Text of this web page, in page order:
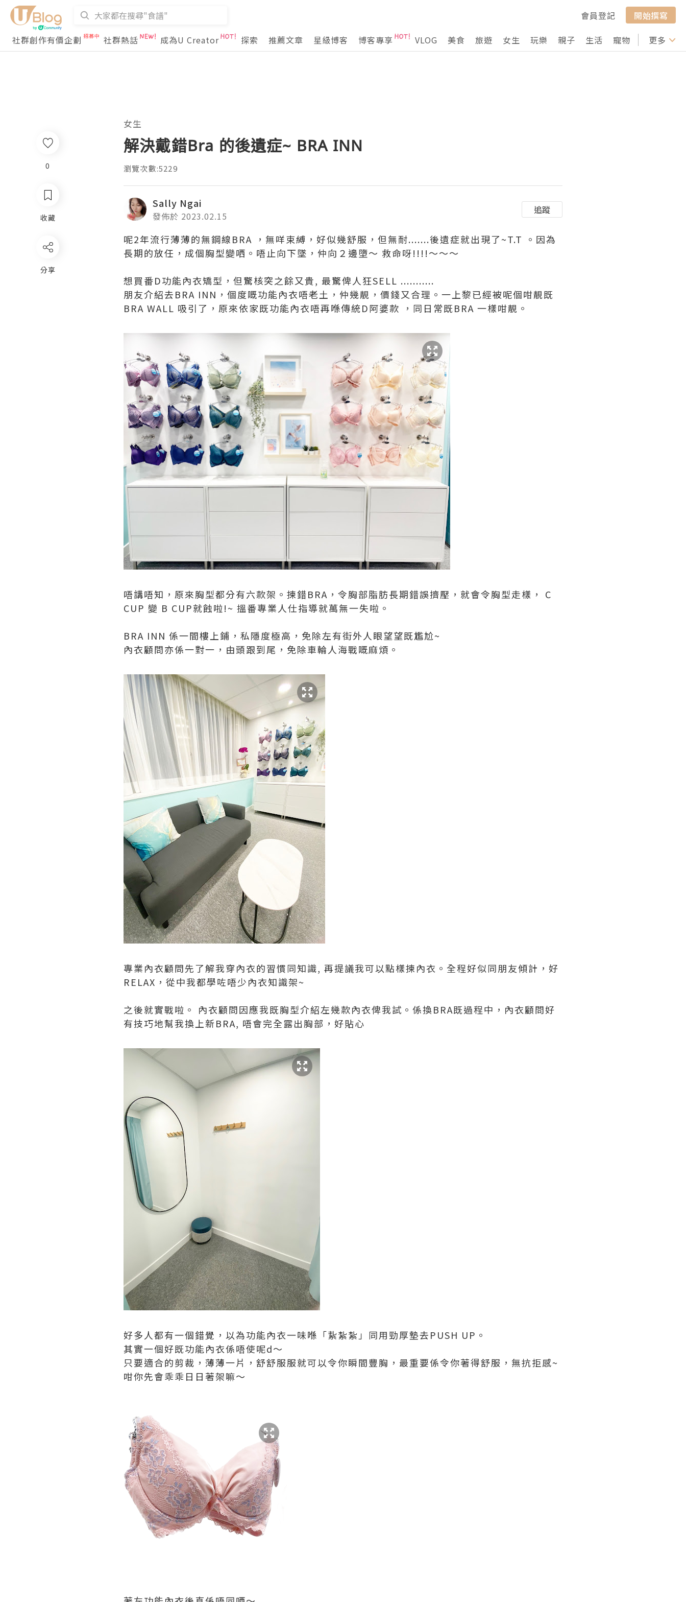
會員登記
開始撰寫
社群創作有價企劃
社群熱話 成為U Creator 探索 推薦文章 星級博客 博客專享 VLOG 美食 旅遊 女生 玩樂 親子 生活 寵物 行山 打卡
更多
0
收藏
分享
女生
解決戴錯Bra 的後遺症~ BRA INN
瀏覽次數:5229
Sally Ngai
發佈於 2023.02.15
追蹤
呢2年流行薄薄的無鋼線BRA ，無咩束縛，好似幾舒服，但無耐.......後遺症就出現了~T.T 。因為
長期的放任，成個胸型變哂。唔止向下墜，仲向２邊墮～ 救命呀!!!!～～～
想買番D功能內衣矯型，但驚核突之餘又貴, 最驚俾人狂SELL ...........
朋友介紹去BRA INN，個度嘅功能內衣唔老土，仲幾靚，價錢又合理。一上黎已經被呢個咁靚既
BRA WALL 吸引了，原來依家既功能內衣唔再喺傳統D阿婆款 ，同日常既BRA 一樣咁靚。
唔講唔知，原來胸型都分有六款架。揀錯BRA，令胸部脂肪長期錯誤擠壓，就會令胸型走樣， C
CUP 變 B CUP就蝕啦!~ 搵番專業人仕指導就萬無一失啦。
BRA INN 係一間樓上鋪，私隱度極高，免除左有街外人眼望望既尷尬~
內衣顧問亦係一對一，由頭跟到尾，免除車輪人海戰嘅麻煩。
專業內衣顧問先了解我穿內衣的習慣同知識, 再提議我可以點樣揀內衣。全程好似同朋友傾計，好
RELAX，從中我都學咗唔少內衣知識架~
之後就實戰啦。 內衣顧問因應我既胸型介紹左幾款內衣俾我試。係換BRA既過程中，內衣顧問好
有技巧地幫我換上新BRA, 唔會完全露出胸部，好貼心
好多人都有一個錯覺，以為功能內衣一味喺「紥紮紮」同用勁厚墊去PUSH UP。
其實一個好既功能內衣係唔使呢d～
只要適合的剪裁，薄薄一片，舒舒服服就可以令你瞬間豐胸，最重要係令你著得舒服，無抗拒感~
咁你先會乖乖日日著架嘛～